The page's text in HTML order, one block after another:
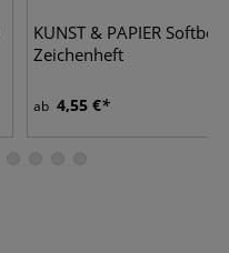
KUNST & PAPIER
Zeichenheft
ab 4,55 €